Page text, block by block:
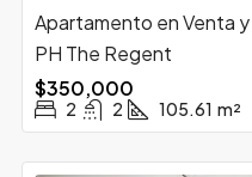
Apartamento en Venta
PH The Regent
$350,000
2 2 105.61 m²